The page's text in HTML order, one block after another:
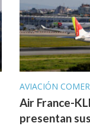
AVIACIÓN
Air France-
presentan